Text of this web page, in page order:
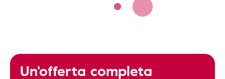
Un'offerta completa